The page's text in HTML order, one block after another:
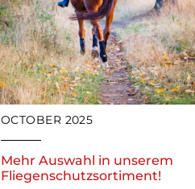
OCTOBER 2025
Mehr Auswahl in unserem
Fliegenschutzsortiment!